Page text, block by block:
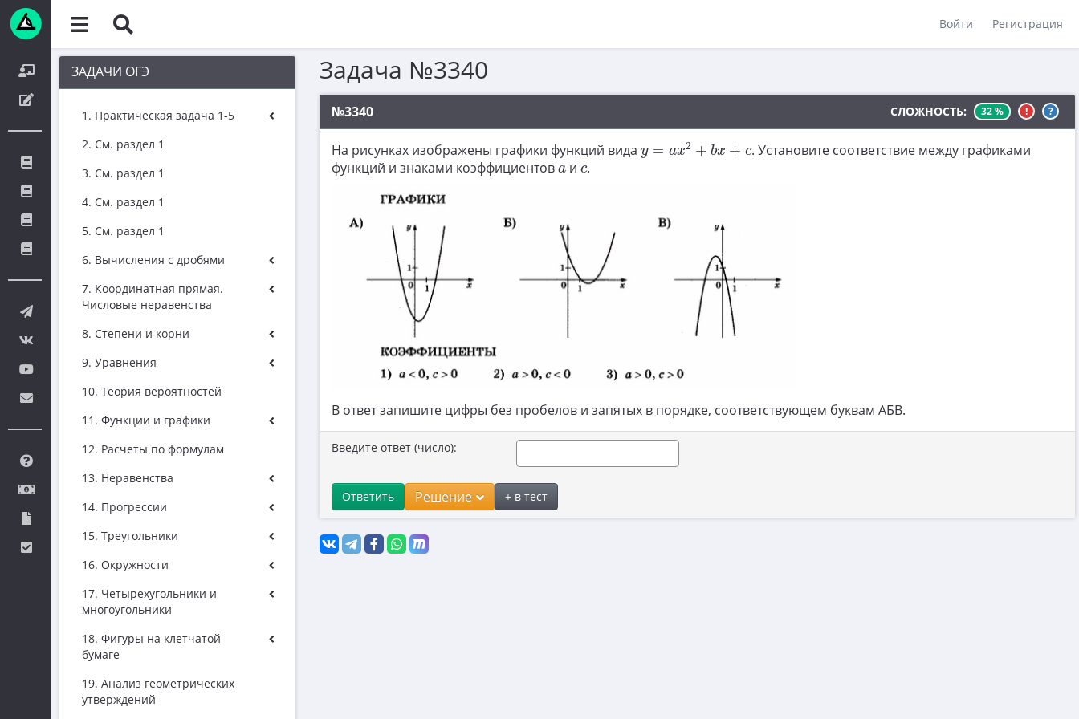
Войти Регистрация
ЗАДАЧИ ОГЭ
1. Практическая задача 1-5
2. См. раздел 1
3. См. раздел 1
4. См. раздел 1
5. См. раздел 1
6. Вычисления с дробями
7. Координатная прямая.
Числовые неравенства
8. Степени и корни
9. Уравнения
10. Теория вероятностей
11. Функции и графики
12. Расчеты по формулам
13. Неравенства
14. Прогрессии
15. Треугольники
16. Окружности
17. Четырехугольники и
многоугольники
18. Фигуры на клетчатой
бумаге
19. Анализ геометрических
утверждений
Задача №3340
№3340 СЛОЖНОСТЬ: 32 % ! ?
На рисунках изображены графики функций вида y = ax2 + bx + c
+ bx +
. Установите соответствие между графиками
функций и знаками коэффициентов a
aи c
c.
В ответ запишите цифры без пробелов и запятых в порядке, соответствующем буквам АБВ.
Введите ответ (число):
Ответить Решение + в тест